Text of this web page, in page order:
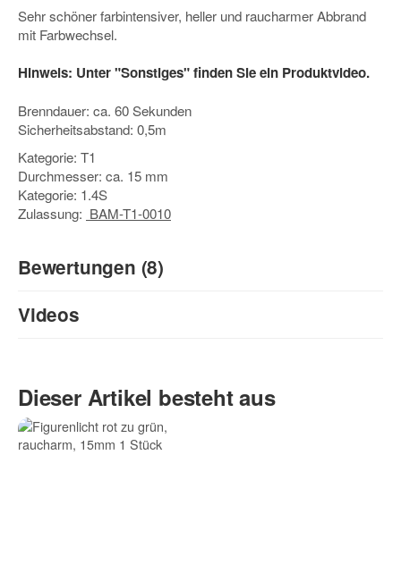
Sehr schöner farbintensiver, heller und raucharmer Abbrand
mit Farbwechsel.
Hinweis: Unter "Sonstiges" finden Sie ein Produktvideo.
Brenndauer: ca. 60 Sekunden
Sicherheitsabstand: 0,5m
Kategorie: T1
Durchmesser: ca. 15 mm
Kategorie: 1.4S
Zulassung: BAM-T1-0010
Bewertungen (8)
5/5
4 Sterne
3 Sterne
2 Sterne
1 Stern
Videos
Dieser Artikel besteht aus